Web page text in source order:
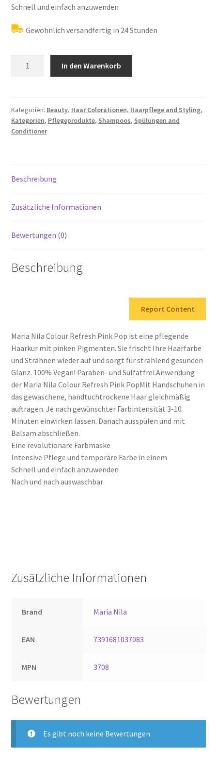
Schnell und einfach anzuwenden
Gewöhnlich versandfertig in 24 Stunden
Colour
Refresh
Ml
Menge
In den Warenkorb
Kategorien: Beauty, Haar Colorationen, Haarpflege and Styling,
Kategorien, Pflegeprodukte, Shampoos, Spülungen and
Conditioner
Beschreibung
Zusätzliche Informationen
Bewertungen (0)
Beschreibung
Report Content
Maria Nila Colour Refresh Pink Pop ist eine pflegende
Haarkur mit pinken Pigmenten. Sie frischt Ihre Haarfarbe
und Strähnen wieder auf und sorgt für strahlend gesunden
Glanz. 100% Vegan! Paraben- und Sulfatfrei.Anwendung
der Maria Nila Colour Refresh Pink PopMit Handschuhen in
das gewaschene, handtuchtrockene Haar gleichmäßig
auftragen. Je nach gewünschter Farbintensität 3-10
Minuten einwirken lassen. Danach ausspülen und mit
Balsam abschließen.
Eine revolutionäre Farbmaske
Intensive Pflege und temporäre Farbe in einem
Schnell und einfach anzuwenden
Nach und nach auswaschbar
Zusätzliche Informationen
Brand Maria Nila
EAN 7391681037083
MPN 3708
Bewertungen
Es gibt noch keine Bewertungen.